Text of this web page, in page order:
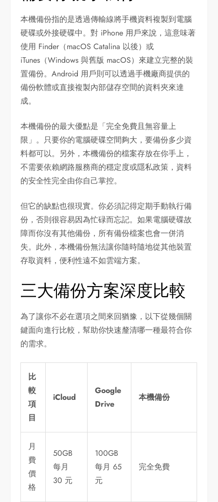
本機備份指的是透過傳輸線將手機資料複製到電腦
硬碟或外接硬碟中。對 iPhone 用戶來說，這意味著
使用 Finder（macOS Catalina 以後）或
iTunes（Windows 與舊版 macOS）來建立完整的裝
置備份。Android 用戶則可以透過手機廠商提供的
備份軟體或直接複製內部儲存空間的資料夾來達
成。
本機備份的最大優點是「完全免費且無容量上
限」。只要你的電腦硬碟空間夠大，要備份多少資
料都可以。另外，本機備份的檔案存放在你手上，
不需要依賴網路服務商的穩定度或隱私政策，資料
的安全性完全由你自己掌控。
但它的缺點也很現實。你必須記得定期手動執行備
份，否則很容易因為忙碌而忘記。如果電腦硬碟故
障而你沒有其他備份，所有備份檔案也會一併消
失。此外，本機備份無法讓你隨時隨地從其他裝置
存取資料，便利性遠不如雲端方案。
三大備份方案深度比較
為了讓你不必在選項之間來回猶豫，以下從幾個關
鍵面向進行比較，幫助你快速釐清哪一種最符合你
的需求。
比
較
項
目
iCloud
Google
Drive
本機備份
月
費
價
格
50GB
每月
30 元
100GB
每月 65
元
完全免費